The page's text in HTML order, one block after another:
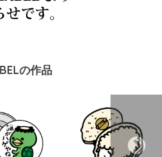
の作品